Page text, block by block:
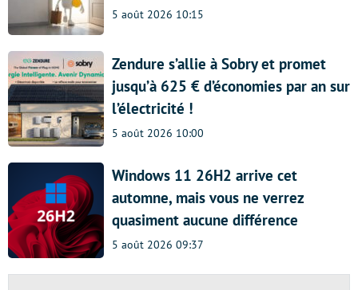
5 août 2026 10:15
Zendure s’allie à Sobry et promet
jusqu’à 625 € d’économies par an sur
l’électricité !
5 août 2026 10:00
Windows 11 26H2 arrive cet
automne, mais vous ne verrez
quasiment aucune différence
5 août 2026 09:37